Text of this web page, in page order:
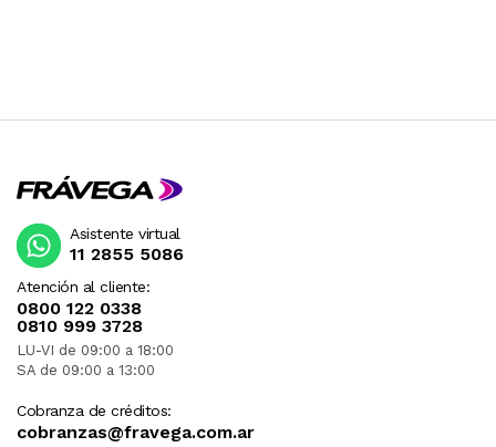
Atención al cliente:
0800 122 0338
0810 999 3728
LU-VI de 09:00 a 18:00
SA de 09:00 a 13:00
Cobranza de créditos:
cobranzas@fravega.com.ar
Asistente virtual
11 2855 5086